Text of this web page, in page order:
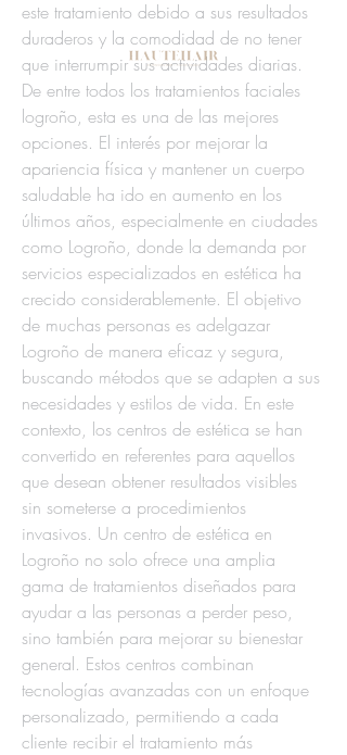
este tratamiento debido a sus resultados
duraderos y la comodidad de no tener
que interrumpir sus actividades diarias.
De entre todos los tratamientos faciales
logroño, esta es una de las mejores
opciones. El interés por mejorar la
apariencia física y mantener un cuerpo
saludable ha ido en aumento en los
últimos años, especialmente en ciudades
como Logroño, donde la demanda por
servicios especializados en estética ha
crecido considerablemente. El objetivo
de muchas personas es adelgazar
Logroño de manera eficaz y segura,
buscando métodos que se adapten a sus
necesidades y estilos de vida. En este
contexto, los centros de estética se han
convertido en referentes para aquellos
que desean obtener resultados visibles
sin someterse a procedimientos
invasivos. Un centro de estética en
Logroño no solo ofrece una amplia
gama de tratamientos diseñados para
ayudar a las personas a perder peso,
sino también para mejorar su bienestar
general. Estos centros combinan
tecnologías avanzadas con un enfoque
personalizado, permitiendo a cada
cliente recibir el tratamiento más